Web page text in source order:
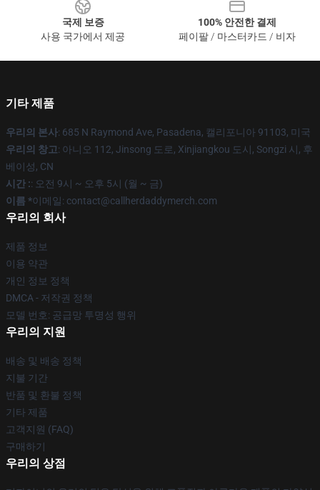
국제 보증
사용 국가에서 제공
100% 안전한 결제
페이팔 / 마스터카드 / 비자
기타 제품
우리의 본사: 685 N Raymond Ave, Pasadena, 캘리포니아 91103, 미국
우리의 창고: 아니오 112, Jinsong 도로, Xinjiangkou 도시, Songzi 시, 후
베이성, CN
시간 :: 오전 9시 ~ 오후 5시 (월 ~ 금)
이름 *이메일: contact@callherdaddymerch.com
우리의 회사
제품 정보
이용 약관
개인 정보 정책
DMCA - 저작권 정책
모델 번호: 공급망 투명성 행위
우리의 지원
배송 및 배송 정책
지불 기간
반품 및 환불 정책
기타 제품
고객지원 (FAQ)
구매하기
우리의 상점